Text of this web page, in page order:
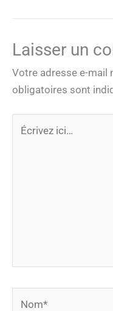
Laisser un
Votre adresse e-mail
obligatoires sont